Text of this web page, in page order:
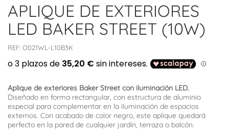
APLIQUE DE EXTERIORES
LED BAKER STREET (10W)
REF: O021WL-L10B3K
Aplique de exteriores Baker Street con iluminación LED.
Diseñado en forma rectangular, con estructura de aluminio
especial para complementar en la iluminación de espacios
externos. Con acabado de color negro, este aplique quedará
perfecto en la pared de cualquier jardín, terraza o balcón.